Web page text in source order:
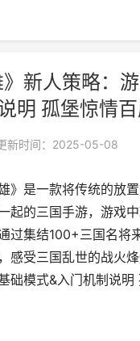
》新人策略：
明 孤堡惊情
新时间：2025-05-08
》是一款将传统的放
起的三国手游，游戏
过集结100+三国名将
感受三国乱世的战火烽
础模式&入门机制说明